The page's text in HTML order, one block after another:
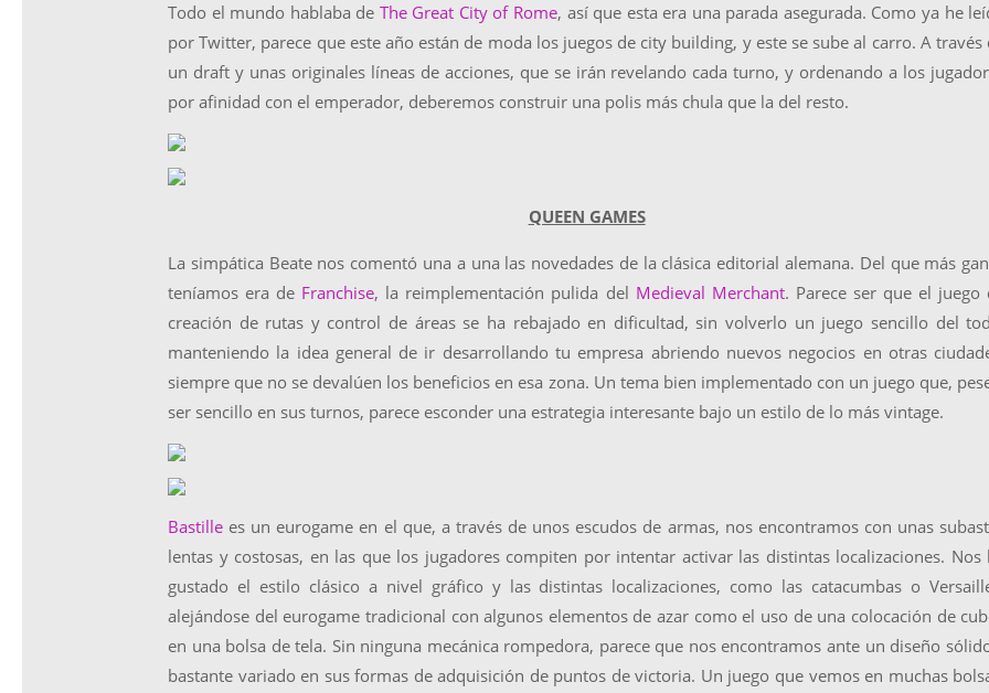
Todo el mundo hablaba de The Great City of Rome, así que esta era una parada asegurada. Como ya he
por Twitter, parece que este año están de moda los juegos de city building, y este se sube al carro. A través
un draft y unas originales líneas de acciones, que se irán revelando cada turno, y ordenando a los
por afinidad con el emperador, deberemos construir una polis más chula que la del resto.
QUEEN GAMES
La simpática Beate nos comentó una a una las novedades de la clásica editorial alemana. Del que más
teníamos era de Franchise, la reimplementación pulida del Medieval Merchant. Parece ser que el juego
creación de rutas y control de áreas se ha rebajado en dificultad, sin volverlo un juego sencillo del
manteniendo la idea general de ir desarrollando tu empresa abriendo nuevos negocios en otras
siempre que no se devalúen los beneficios en esa zona. Un tema bien implementado con un juego que,
ser sencillo en sus turnos, parece esconder una estrategia interesante bajo un estilo de lo más vintage.
Bastille es un eurogame en el que, a través de unos escudos de armas, nos encontramos con unas
lentas y costosas, en las que los jugadores compiten por intentar activar las distintas localizaciones. Nos
gustado el estilo clásico a nivel gráfico y las distintas localizaciones, como las catacumbas o
alejándose del eurogame tradicional con algunos elementos de azar como el uso de una colocación de
en una bolsa de tela. Sin ninguna mecánica rompedora, parece que nos encontramos ante un diseño
bastante variado en sus formas de adquisición de puntos de victoria. Un juego que vemos en muchas